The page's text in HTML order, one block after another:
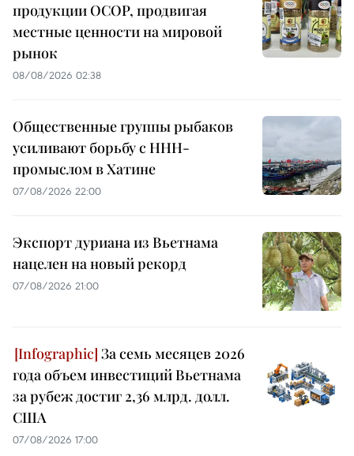
продукции OCOP, продвигая
местные ценности на мировой
рынок
08/08/2026 02:38
Общественные группы рыбаков
усиливают борьбу с ННН-
промыслом в Хатине
07/08/2026 22:00
Экспорт дуриана из Вьетнама
нацелен на новый рекорд
07/08/2026 21:00
За семь месяцев 2026
года объем инвестиций Вьетнама
за рубеж достиг 2,36 млрд. долл.
США
07/08/2026 17:00